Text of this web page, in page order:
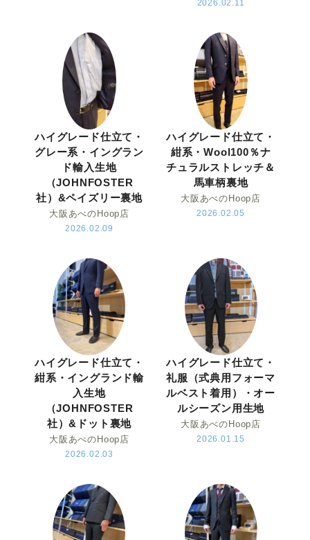
2026.02.11
ハイグレード仕立て・
グレー系・イングラン
ド輸入生地
（JOHNFOSTER
社）&ペイズリー裏地
大阪あべのHoop店
2026.02.09
ハイグレード仕立て・
紺系・Wool100％ナ
チュラルストレッチ＆
馬車柄裏地
大阪あべのHoop店
2026.02.05
ハイグレード仕立て・
紺系・イングランド輸
入生地
（JOHNFOSTER
社）&ドット裏地
大阪あべのHoop店
2026.02.03
ハイグレード仕立て・
礼服（式典用フォーマ
ルベスト着用）・オー
ルシーズン用生地
大阪あべのHoop店
2026.01.15